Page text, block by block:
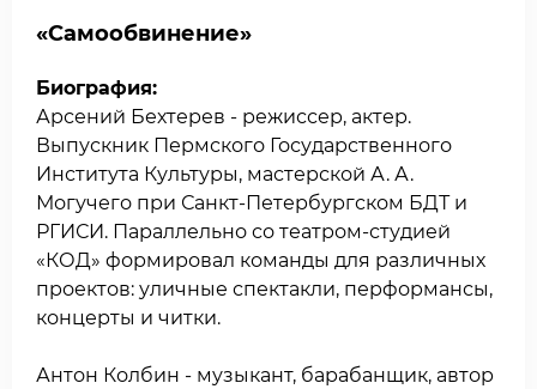
«Самообвинение»
Биография:
Арсений Бехтерев - режиссер, актер.
Выпускник Пермского Государственного
Института Культуры, мастерской А. А.
Могучего при Санкт-Петербургском БДТ и
РГИСИ. Параллельно со театром-студией
«КОД» формировал команды для различных
проектов: уличные спектакли, перформансы,
концерты и читки.
Антон Колбин - музыкант, барабанщик, автор